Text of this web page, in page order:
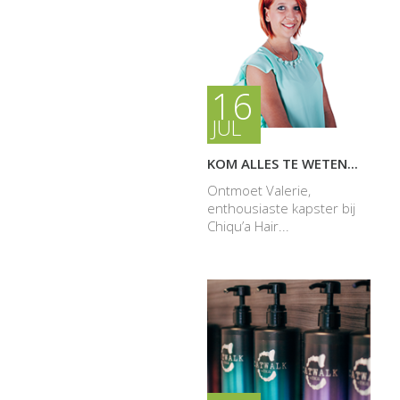
KOM ALLES TE WETEN...
16
JUL
Ontmoet Valerie,
enthousiaste kapster bij
Chiqu’a Hair...